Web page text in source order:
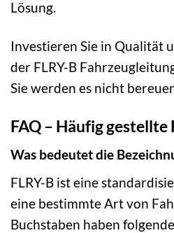
Lösung.
Investieren Sie in Qualität
der FLRY-B
Sie werden es nicht
FAQ – Häufig gestellte
Was bedeutet die
FLRY-B ist eine
eine bestimmte Art von
Buchstaben haben